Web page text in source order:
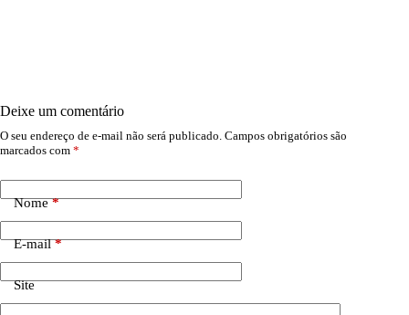
Deixe um comentário
O seu endereço de e-mail não será publicado. Campos obrigatórios são
marcados com *
Nome*
E-mail*
Site